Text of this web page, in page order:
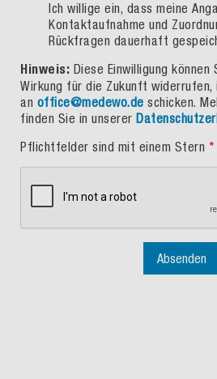
Ich willige ein, dass meine
Kontaktaufnahme und
Rückfragen dauerhaft
Hinweis: Diese Einwilligung
Wirkung für die Zukunft widerrufen,
an office@medewo.de schicken.
finden Sie in unserer
Pflichtfelder sind mit einem Stern *
Absenden